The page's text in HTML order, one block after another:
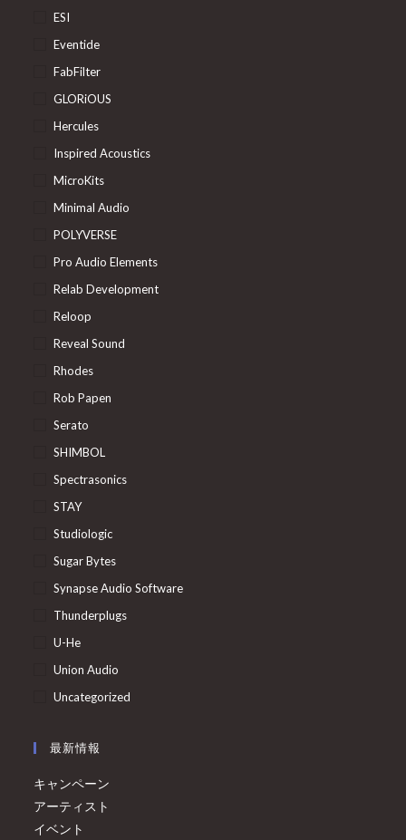
ESI
Eventide
FabFilter
GLORiOUS
Hercules
Inspired Acoustics
MicroKits
Minimal Audio
POLYVERSE
Pro Audio Elements
Relab Development
Reloop
Reveal Sound
Rhodes
Rob Papen
Serato
SHIMBOL
Spectrasonics
STAY
Studiologic
Sugar Bytes
Synapse Audio Software
Thunderplugs
U-He
Union Audio
Uncategorized
最新情報
キャンペーン
アーティスト
イベント